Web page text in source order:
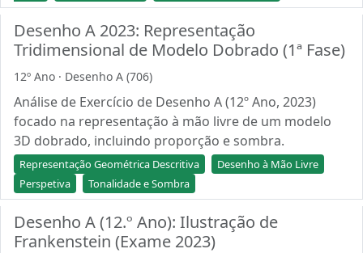
Desenho A 2023: Representação
Tridimensional de Modelo Dobrado (1ª Fase)
12º Ano · Desenho A (706)
Análise de Exercício de Desenho A (12º Ano, 2023)
focado na representação à mão livre de um modelo
3D dobrado, incluindo proporção e sombra.
Representação Geométrica Descritiva
Desenho à Mão Livre
Perspetiva
Tonalidade e Sombra
Desenho A (12.º Ano): Ilustração de
Frankenstein (Exame 2023)